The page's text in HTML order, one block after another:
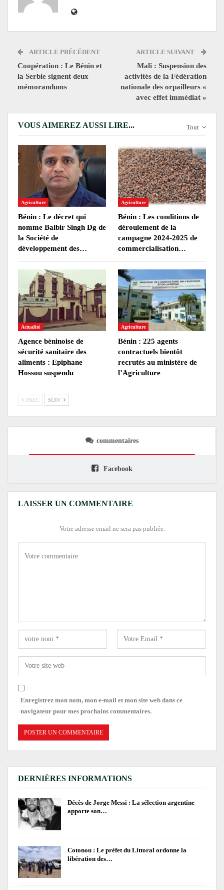
ARTICLE PRÉCÉDENT
Coopération : Le Bénin et
la Serbie signent deux
mémorandums
ARTICLE SUIVANT
Mali : Suspension des
activités de la Fédération
nationale des orpailleurs «
avec effet immédiat »
Tout
VOUS AIMEREZ AUSSI LIRE...
Agriculture
Bénin : Le décret qui
nomme Balbir Singh Dg de
la Société de
développement des…
Agriculture
Bénin : Les conditions de
déroulement de la
campagne 2024-2025 de
commercialisation…
Actualité
Agence béninoise de
sécurité sanitaire des
aliments : Epiphane
Hossou suspendu
Agriculture
Bénin : 225 agents
contractuels bientôt
recrutés au ministère de
l’Agriculture
PREC SUIV
commentaires
Facebook
LAISSER UN COMMENTAIRE
Votre adresse email ne sera pas publiée.
Enregistrez mon nom, mon e-mail et mon site web dans ce
navigateur pour mes prochains commentaires.
DERNIÈRES INFORMATIONS
Décès de Jorge Messi : La sélection argentine
apporte son…
Cotonou : Le préfet du Littoral ordonne la
libération des…